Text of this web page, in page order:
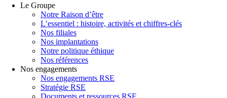
Le Groupe
Notre Raison d’être
L’essentiel : histoire, activités et chiffres-clés
Nos filiales
Nos implantations
Notre politique éthique
Nos références
Nos engagements
Nos engagements RSE
Stratégie RSE
Documents et ressources RSE